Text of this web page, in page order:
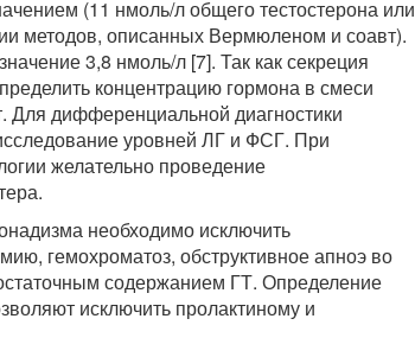
(11 нмоль/л общего тестостерона или
методов, описанных Вермюленом и соавт).
3,8 нмоль/л [7]. Так как секреция
концентрацию гормона в смеси
Для дифференциальной диагностики
уровней ЛГ и ФСГ. При
желательно проведение
необходимо исключить
гемохроматоз, обструктивное апноэ во
содержанием ГТ. Определение
исключить пролактиному и